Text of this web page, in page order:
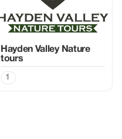
Hayden Valley Nature
tours
1